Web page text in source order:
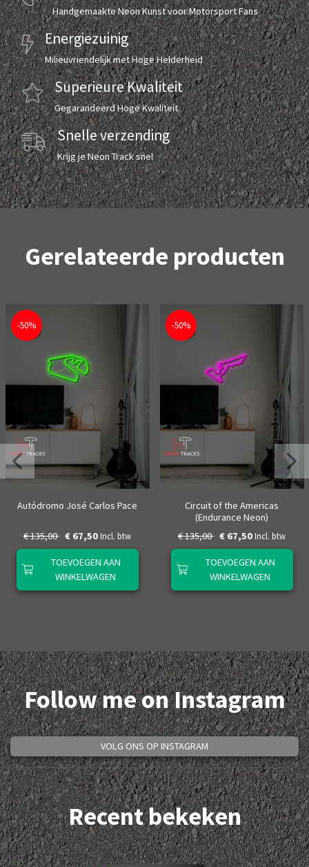
Handgemaakte Neon Kunst voor Motorsport Fans
Energiezuinig
Milieuvriendelijk met Hoge Helderheid
Superieure Kwaliteit
Gegarandeerd Hoge Kwaliteit
Snelle verzending
Krijg je Neon Track snel
Gerelateerde producten
-50%
Autódromo José Carlos Pace
€ 135,00 € 67,50 Incl. btw
TOEVOEGEN AAN
WINKELWAGEN
-50%
Circuit of the Americas
(Endurance Neon)
€ 135,00 € 67,50 Incl. btw
TOEVOEGEN AAN
WINKELWAGEN
Follow me on Instagram
VOLG ONS OP INSTAGRAM
Recent bekeken